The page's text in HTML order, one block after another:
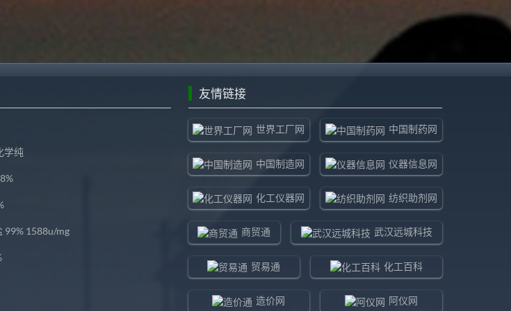
学纯
99% 1588u/mg
友情链接
世界工厂网 中国制药网
中国制造网 仪器信息网
化工仪器网 纺织助剂网
商贸通 武汉远城科技
贸易通 化工百科
造价网 阿仪网